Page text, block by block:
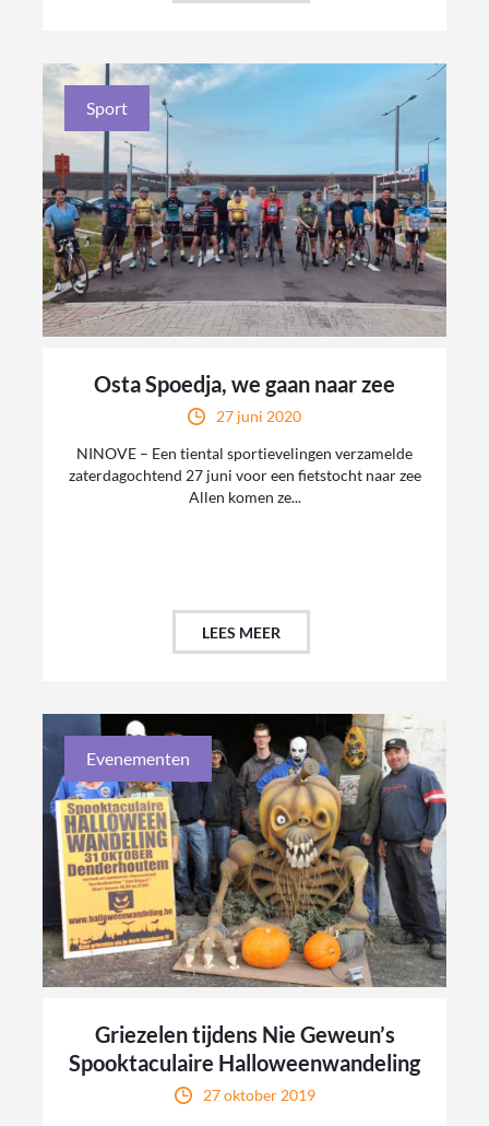
Sport
Osta Spoedja, we gaan naar zee
27 juni 2020
NINOVE – Een tiental sportievelingen verzamelde
zaterdagochtend 27 juni voor een fietstocht naar zee
Allen komen ze...
LEES MEER
Evenementen
Griezelen tijdens Nie Geweun’s
Spooktaculaire Halloweenwandeling
27 oktober 2019